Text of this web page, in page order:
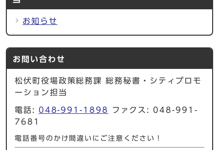
お知らせ
お問い合わせ
松伏町役場政策総務課 総務秘書・シティプロモ
ーション担当
電話: 048-991-1898
ファクス: 048-991-
7681
電話番号のかけ間違いにご注意ください！